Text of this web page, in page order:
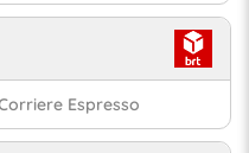
Espresso